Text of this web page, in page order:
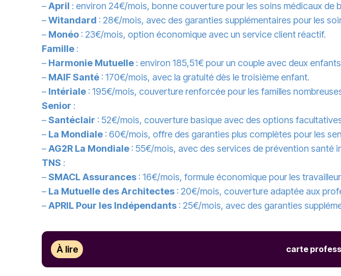
–April : environ 24€/mois, bonne couverture pour les soins médicaux de
–Witandard : 28€/mois, avec des garanties supplémentaires pour les
– Monéo : 23€/mois, option économique avec un service client réactif.
Famille :
– Harmonie Mutuelle : environ 185,51€ pour un couple avec deux
– MAIF Santé : 170€/mois, avec la gratuité dès le troisième enfant.
– Intériale : 195€/mois, couverture renforcée pour les familles
Senior :
–Santéclair : 52€/mois, couverture basique avec des options
– La Mondiale : 60€/mois, offre des garanties plus complètes pour les
–AG2R La Mondiale : 55€/mois, avec des services de prévention santé
TNS :
–SMACL Assurances : 16€/mois, formule économique pour les
– La Mutuelle des Architectes : 20€/mois, couverture adaptée aux
–APRIL Pour les Indépendants : 25€/mois, avec des garanties
À lire carte